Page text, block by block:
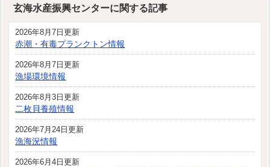
玄海水産振興センターに関する記事
2026年8月7日更新
赤潮・有毒プランクトン情報
2026年8月7日更新
漁場環境情報
2026年8月3日更新
二枚貝養殖情報
2026年7月24日更新
漁海況情報
2026年6月4日更新